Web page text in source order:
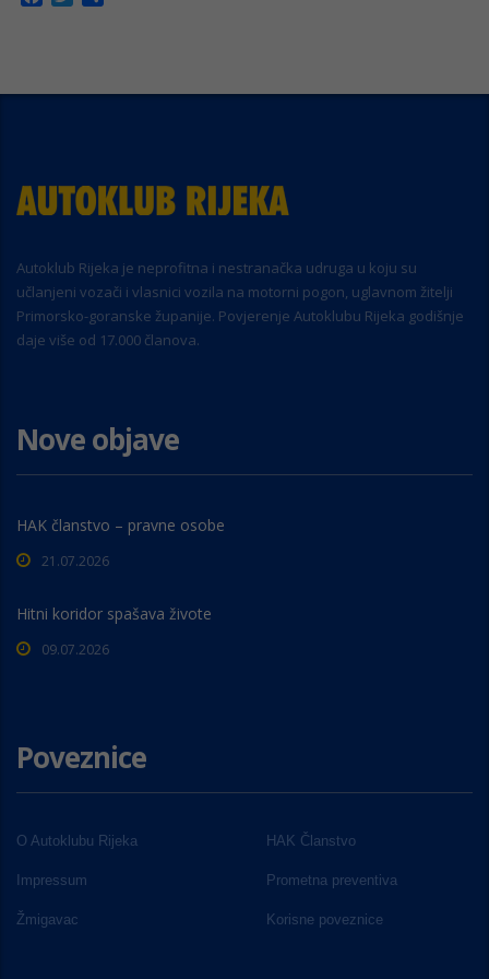
Autoklub Rijeka je neprofitna i nestranačka udruga u koju su
učlanjeni vozači i vlasnici vozila na motorni pogon, uglavnom žitelji
Primorsko-goranske županije. Povjerenje Autoklubu Rijeka godišnje
daje više od 17.000 članova.
Nove objave
HAK članstvo – pravne osobe
21.07.2026
Hitni koridor spašava živote
09.07.2026
Poveznice
O Autoklubu Rijeka HAK Članstvo
Impressum Prometna preventiva
Žmigavac Korisne poveznice